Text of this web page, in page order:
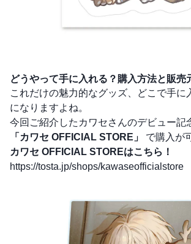
どうやって手に入れる？購入方法と販売
これだけの魅力的なグッズ、どこで手に
になりますよね。
今回ご紹介したカワセさんのデビュー記
「カワセ OFFICIAL STORE」
で購入が
カワセ OFFICIAL STOREはこちら！
https://tosta.jp/shops/kawaseofficialstore